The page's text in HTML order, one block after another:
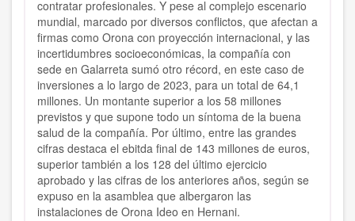
contratar profesionales. Y pese al complejo escenario
mundial, marcado por diversos conflictos, que afectan a
firmas como Orona con proyección internacional, y las
incertidumbres socioeconómicas, la compañía con
sede en Galarreta sumó otro récord, en este caso de
inversiones a lo largo de 2023, para un total de 64,1
millones. Un montante superior a los 58 millones
previstos y que supone todo un síntoma de la buena
salud de la compañía. Por último, entre las grandes
cifras destaca el ebitda final de 143 millones de euros,
superior también a los 128 del último ejercicio
aprobado y las cifras de los anteriores años, según se
expuso en la asamblea que albergaron las
instalaciones de Orona Ideo en Hernani.